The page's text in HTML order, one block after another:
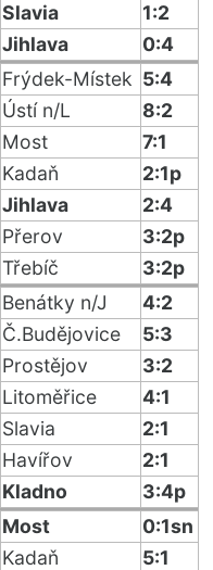
Slavia
1:2
Jihlava
0:4
Frýdek-Místek 5:4
Ústí n/L
8:2
Most
7:1
Kadaň
2:1p
Jihlava
2:4
Přerov
3:2p
Třebíč
3:2p
Benátky n/J
4:2
Č.Budějovice
5:3
Prostějov
3:2
Litoměřice
4:1
Slavia
2:1
Havířov
2:1
Kladno
3:4p
Most
0:1sn
Kadaň
5:1